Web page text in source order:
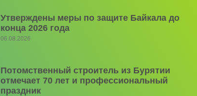
Утверждены меры по защите Байкала до
конца 2026 года
06.08.2026
Потомственный строитель из Бурятии
отмечает 70 лет и профессиональный
праздник